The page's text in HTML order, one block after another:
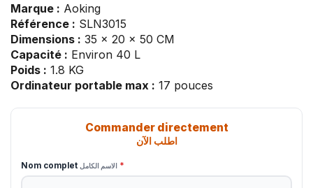
Marque : Aoking
Référence : SLN3015
Dimensions : 35 x 20 x 50 CM
Capacité : Environ 40 L
Poids : 1.8 KG
Ordinateur portable max : 17 pouces
Commander directement
اطلب الآن
Nom complet الاسم الكامل *